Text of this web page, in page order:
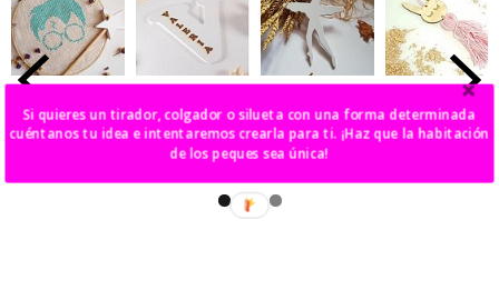
potter
40,00 €
nombre
37,00 €
10,00 €
colgante
conejo
durmiendo
Si quieres un tirador, colgador o silueta con una forma determinada
cuéntanos tu idea e intentaremos crearla para ti. ¡Haz que la habitación
de los peques sea única!